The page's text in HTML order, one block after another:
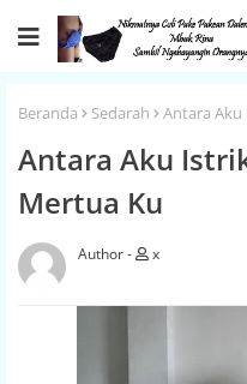
Beranda Sedarah Antara
Antara Aku
Mertua Ku
x